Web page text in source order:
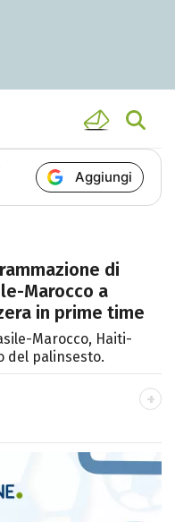
Aggiungi
di
Marocco a
in prime time
Marocco, Haiti-
del palinsesto.
del portale
della
e del gossip.